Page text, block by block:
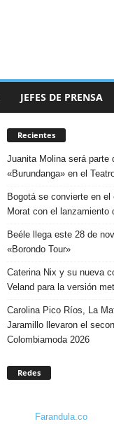
JEFES DE PRENSA
Recientes
Juanita Molina será parte
«Burundanga» en el
Bogotá se convierte en
Morat con el lanzamiento
Beéle llega este 28 de
«Borondo Tour»
Caterina Nix y su nueva
Veland para la versión
Carolina Pico Ríos, La
Jaramillo llevaron el
Colombiamoda 2026
Redes
Farandula.co